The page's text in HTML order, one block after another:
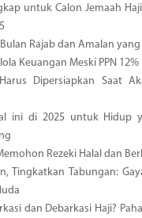
untuk Calon Jemaah
Rajab dan Amalan
Keuangan Meski PPN
Dipersiapkan Saat
ini di 2025 untuk Hidup
Rezeki Halal dan
Tingkatkan Tabungan:
dan Debarkasi Haji?